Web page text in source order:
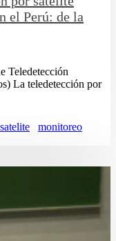
el Perú: de la
Teledetección
La teledetección por
satelite
monitoreo